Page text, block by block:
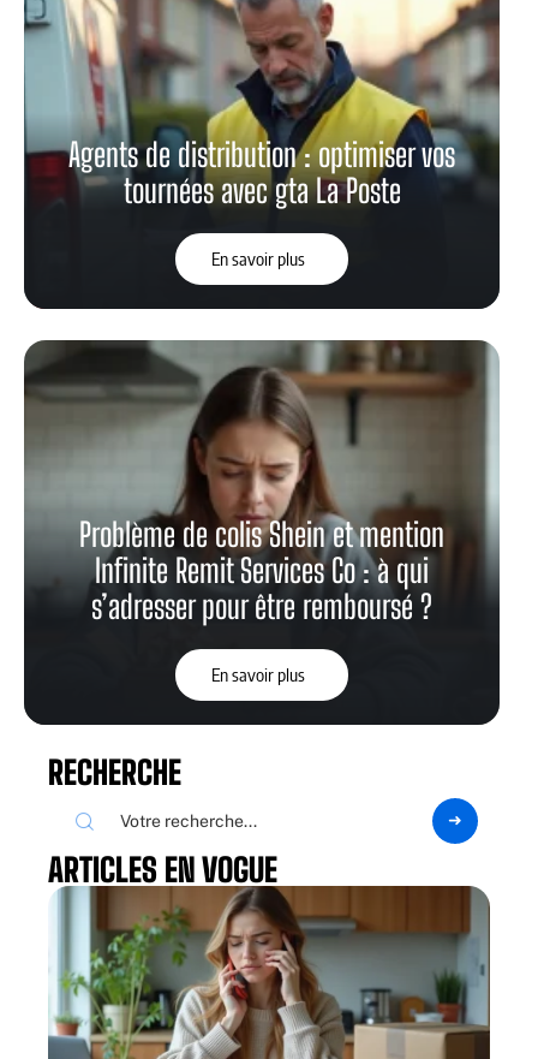
Agents de distribution : optimiser vos
tournées avec gta La Poste
En savoir plus
Problème de colis Shein et mention
Infinite Remit Services Co : à qui
s’adresser pour être remboursé ?
En savoir plus
RECHERCHE
ARTICLES EN VOGUE